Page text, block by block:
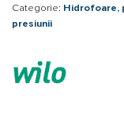
Categorie: Hidrofoare,
presiunii